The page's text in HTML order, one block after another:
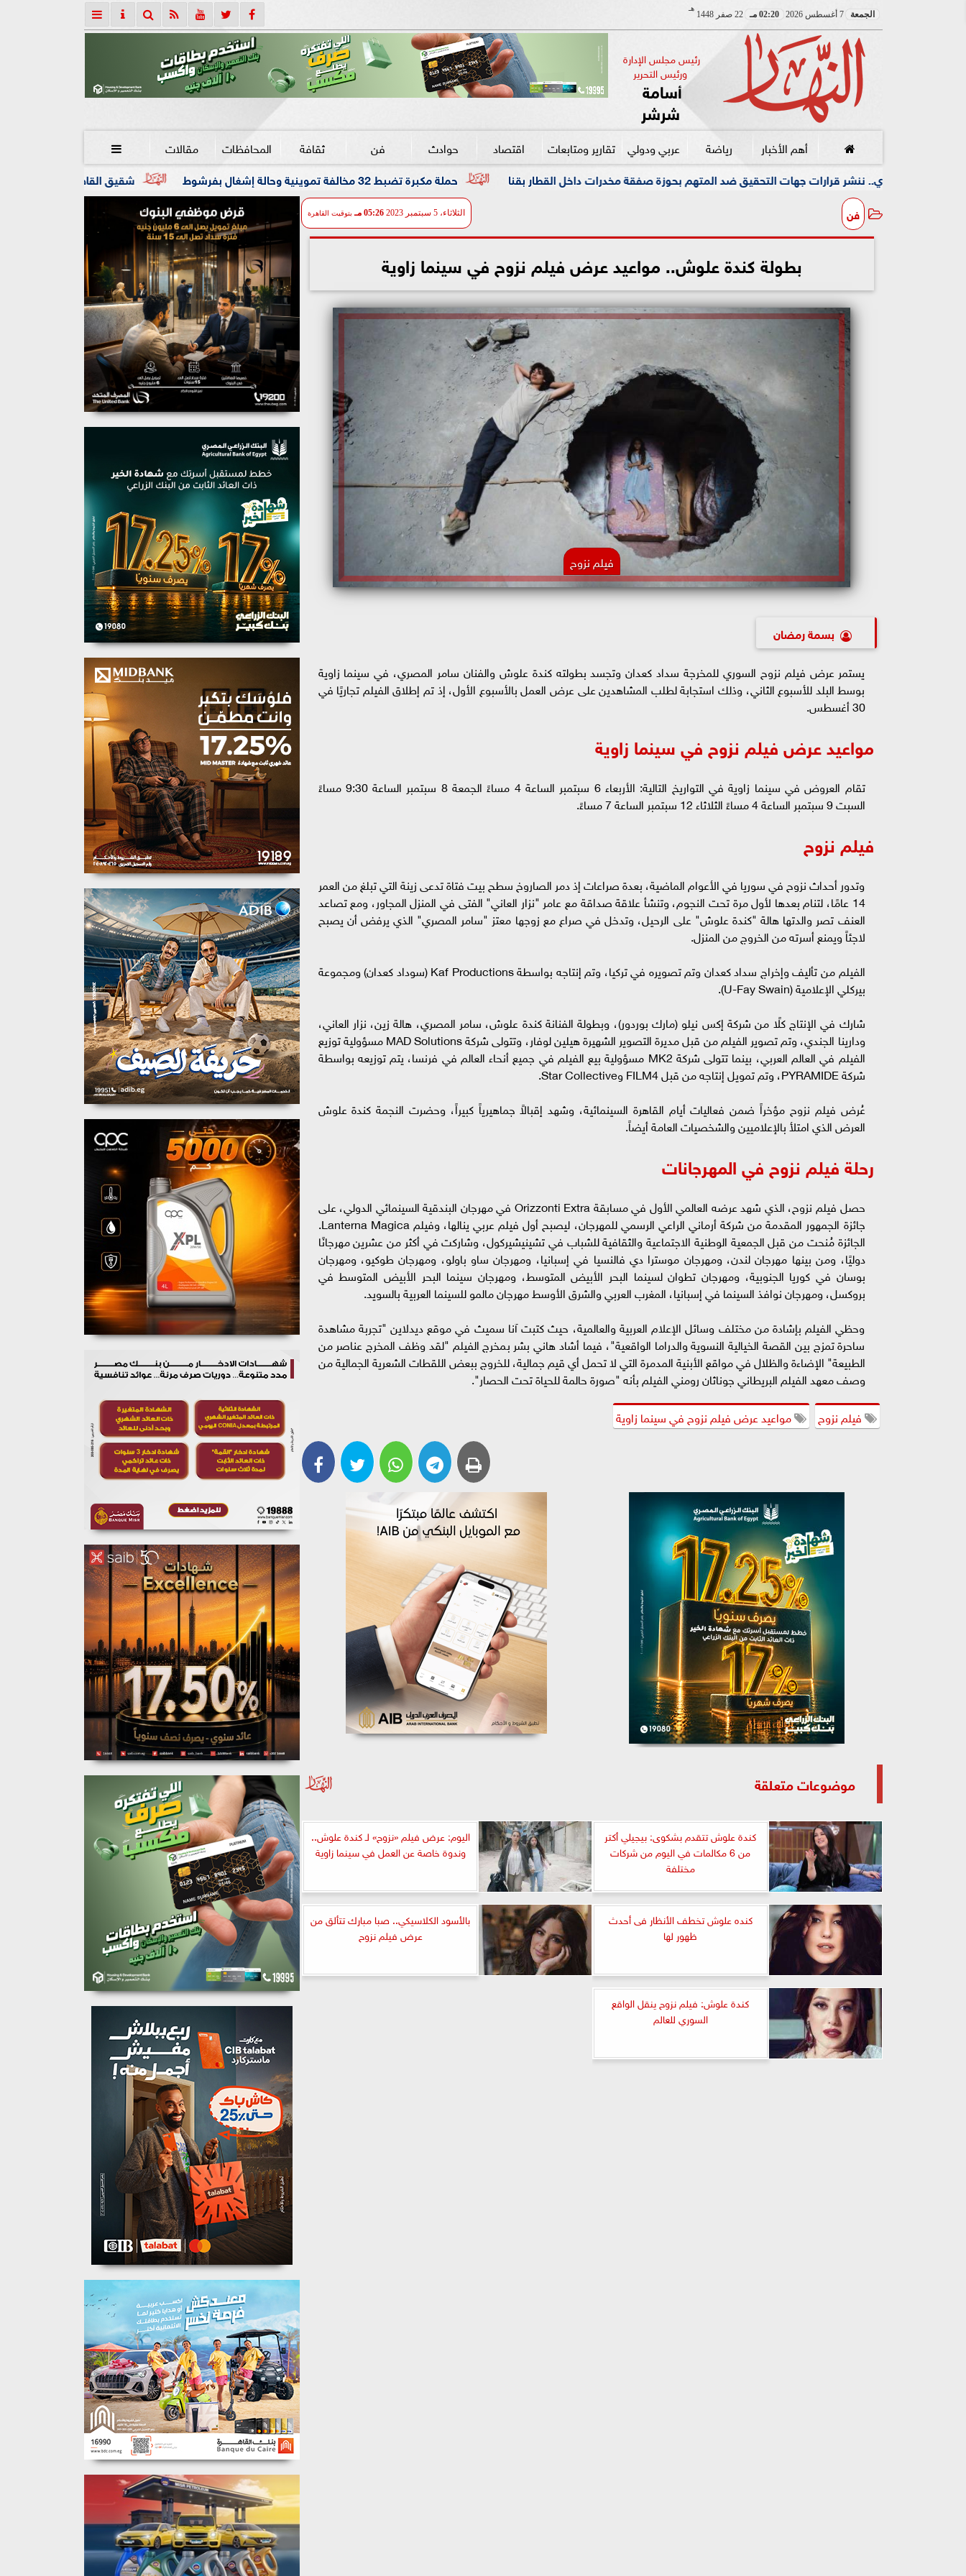
الجمعة 7 أغسطس 2026 02:20 مـ 22 صفر 1448
هـ
رئيس مجلس الإدارة
ورئيس التحرير
أسامة
شرشر
أهم الأخبار رياضة عربي ودولي تقارير ومتابعات اقتصاد حوادث فن ثقافة المحافظات مقالات 
شقيق القاضي المزيف: كان شغال معايا في حملة مكبرة تضبط 32 مخالفة تموينية وحالة إشغال بفرشوط
فن الثلاثاء، 5 سبتمبر 2023 05:26 مـ بتوقيت القاهرة
بطولة كندة علوش.. مواعيد عرض فيلم نزوح في سينما زاوية
فيلم نزوح
بسمة رمضان
يستمر عرض فيلم نزوح السوري للمخرجة سداد كعدان وتجسد بطولته كندة علوش والفنان سامر المصري، في سينما زاوية
بوسط البلد للأسبوع الثاني، وذلك استجابة لطلب المشاهدين على عرض العمل بالأسبوع الأول، إذ تم إطلاق الفيلم تجاريًا في
30 أغسطس.
مواعيد عرض فيلم نزوح في سينما زاوية
تقام العروض في سينما زاوية في التواريخ التالية: الأربعاء 6 سبتمبر الساعة 4 مساءً الجمعة 8 سبتمبر الساعة 9:30 مساءً
السبت 9 سبتمبر الساعة 4 مساءً الثلاثاء 12 سبتمبر الساعة 7 مساءً.
فيلم نزوح
وتدور أحداث نزوح في سوريا في الأعوام الماضية، بعدة صراعات إذ دمر الصاروخ سطح بيت فتاة تدعى زينة التي تبلغ من العمر
14 عامًا، لتنام بعدها لأول مرة تحت النجوم، وتنشأ علاقة صداقة مع عامر "نزار العاني" الفتى في المنزل المجاور، ومع تصاعد
العنف تصر والدتها هالة "كندة علوش" على الرحيل، وتدخل في صراع مع زوجها معتز "سامر المصري" الذي يرفض أن يصبح
لاجئاً ويمنع أسرته من الخروج من المنزل.
الفيلم من تأليف وإخراج سداد كعدان وتم تصويره في تركيا، وتم إنتاجه بواسطة Kaf Productions (سوداد كعدان) ومجموعة
بيركلي الإعلامية (U-Fay Swain).
شارك في الإنتاج كلًا من شركة إكس نيلو (مارك بوردور)، وبطولة الفنانة كندة علوش، سامر المصري، هالة زين، نزار العاني،
ودارينا الجندي، وتم تصوير الفيلم من قبل مديرة التصوير الشهيرة هيلين لوفار، وتتولى شركة MAD Solutions مسؤولية توزيع
الفيلم في العالم العربي، بينما تتولى شركة MK2 مسؤولية بيع الفيلم في جميع أنحاء العالم في فرنسا، يتم توزيعه بواسطة
شركة PYRAMIDE، وتم تمويل إنتاجه من قبل FILM4 وStar Collective.
عُرض فيلم نزوح مؤخراً ضمن فعاليات أيام القاهرة السينمائية، وشهد إقبالاً جماهيرياً كبيراً، وحضرت النجمة كندة علوش
العرض الذي امتلأ بالإعلاميين والشخصيات العامة أيضاً.
رحلة فيلم نزوح في المهرجانات
حصل فيلم نزوح، الذي شهد عرضه العالمي الأول في مسابقة Orizzonti Extra في مهرجان البندقية السينمائي الدولي، على
جائزة الجمهور المقدمة من شركة أرماني الراعي الرسمي للمهرجان، ليصبح أول فيلم عربي ينالها، وفيلم Lanterna Magica.
الجائزة مُنحت من قبل الجمعية الوطنية الاجتماعية والثقافية للشباب في تشينيشيركول، وشاركت في أكثر من عشرين مهرجانًا
دوليًا، ومن بينها مهرجان لندن، ومهرجان موسترا دي فالنسيا في إسبانيا، ومهرجان ساو باولو، ومهرجان طوكيو، ومهرجان
بوسان في كوريا الجنوبية، ومهرجان تطوان لسينما البحر الأبيض المتوسط، ومهرجان سينما البحر الأبيض المتوسط في
بروكسل، ومهرجان نوافذ السينما في إسبانيا، المغرب العربي والشرق الأوسط مهرجان مالمو للسينما العربية بالسويد.
وحظي الفيلم بإشادة من مختلف وسائل الإعلام العربية والعالمية، حيث كتبت آنا سميث في موقع ديدلاين "تجربة مشاهدة
ساحرة تمزج بين القصة الخيالية النسوية والدراما الواقعية"، فيما أشاد هاني بشر بمخرج الفيلم "لقد وظف المخرج عناصر من
الطبيعة" الإضاءة والظلال في مواقع الأبنية المدمرة التي لا تحمل أي قيم جمالية، للخروج ببعض اللقطات الشعرية الجمالية من
وصف معهد الفيلم البريطاني جوناثان رومني الفيلم بأنه "صورة حالمة للحياة تحت الحصار".
فيلم نزوح
مواعيد عرض فيلم نزوح في سينما زاوية
موضوعات متعلقة
كندة علوش تتقدم بشكوى: بيجيلي أكتر
من 6 مكالمات في اليوم من شركات
مختلفة
اليوم: عرض فيلم «نزوح» لـ كندة علوش..
وندوة خاصة عن العمل في سينما زاوية
كنده علوش تخطف الأنظار فى أحدث
ظهور لها
بالأسود الكلاسيكي.. صبا مبارك تتألق من
عرض فيلم نزوح
كندة علوش: فيلم نزوح ينقل الواقع
السوري للعالم